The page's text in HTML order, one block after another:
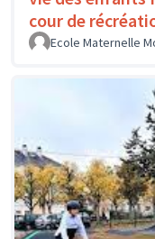
cour de
Ecole Maternelle